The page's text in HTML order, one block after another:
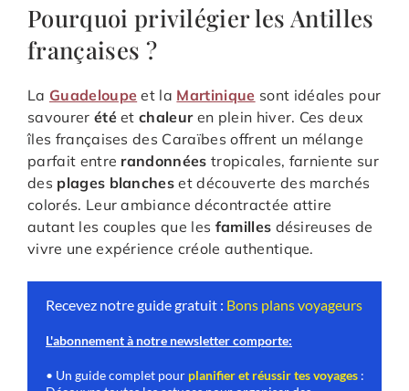
Pourquoi privilégier les Antilles
françaises ?
La Guadeloupe et la Martinique sont idéales pour
savourer étéetchaleuren plein hiver. Ces deux
îles françaises des Caraïbes offrent un mélange
parfait entre randonnées tropicales, farniente sur
des plages blanches et découverte des marchés
colorés. Leur ambiance décontractée attire
autant les couples que les familles désireuses de
vivre une expérience créole authentique.